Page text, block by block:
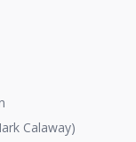
Calaway)